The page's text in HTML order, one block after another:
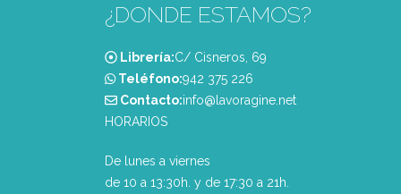
¿DONDE ESTAMOS?
Librería:C/ Cisneros, 69
Teléfono:‭942 375 226‬
Contacto:info@lavoragine.net
HORARIOS
De lunes a viernes
de 10 a 13:30h. y de 17:30 a 21h.